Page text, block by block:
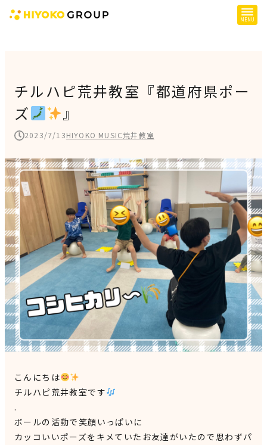
提供サービス
障がい児支援
障がい者支援
施設一覧
会社概要
お知らせ
採用情報
施設空き状況はこちら
見学申込・お問合せ
チルハピ荒井教室『都道府県ポー
ズ
』
2023/7/13HIYOKO MUSIC荒井教室
こんにちは
チルハピ荒井教室です
.
ボールの活動で笑顔いっぱいに
カッコいいポーズをキメていたお友達がいたので思わずパ